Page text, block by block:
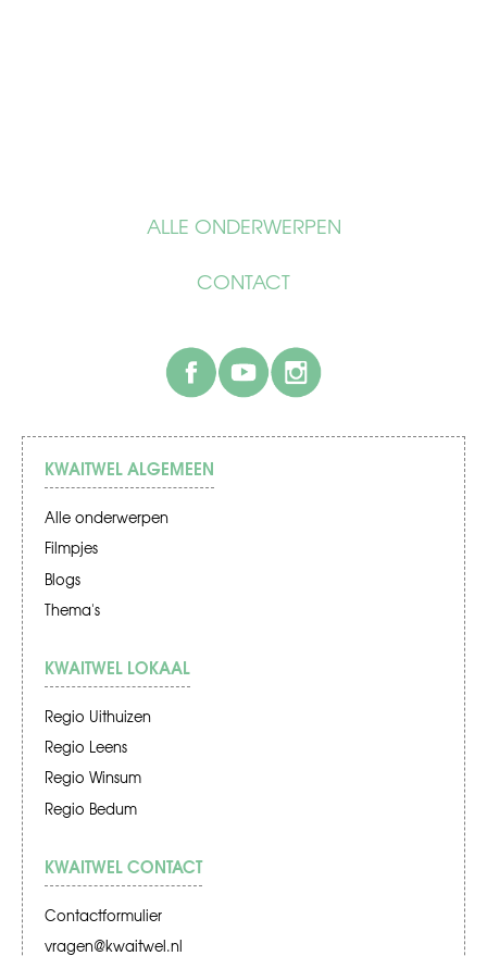
ALLE ONDERWERPEN
CONTACT
facebook
KWAITWEL ALGEMEEN
Alle onderwerpen
Filmpjes
Blogs
Thema's
KWAITWEL LOKAAL
Regio Uithuizen
Regio Leens
Regio Winsum
Regio Bedum
KWAITWEL CONTACT
Contactformulier
vragen@kwaitwel.nl